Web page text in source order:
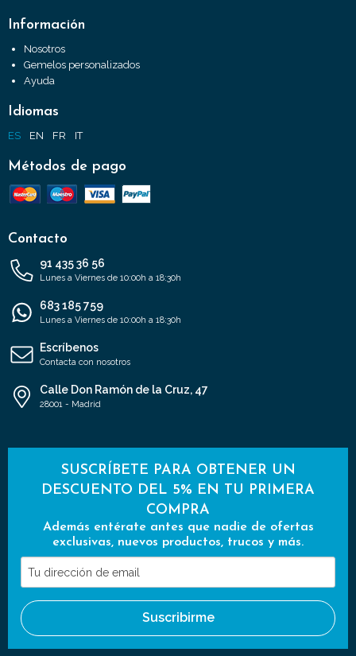
Información
Nosotros
Gemelos personalizados
Ayuda
Idiomas
ES EN FR IT
Métodos de pago
Contacto
91 435 36 56
Lunes a Viernes de 10:00h a 18:30h
683 185 759
Lunes a Viernes de 10:00h a 18:30h
Escríbenos
Contacta con nosotros
Calle Don Ramón de la Cruz, 47
28001 - Madrid
SUSCRÍBETE PARA OBTENER UN
DESCUENTO DEL 5% EN TU PRIMERA
COMPRA
Además entérate antes que nadie de ofertas
exclusivas, nuevos productos, trucos y más.
Tu
dirección
de
email
Suscribirme